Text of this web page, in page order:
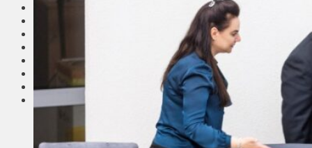
Соседи
Армия
Культура
Туризм
ЛК рекомендует